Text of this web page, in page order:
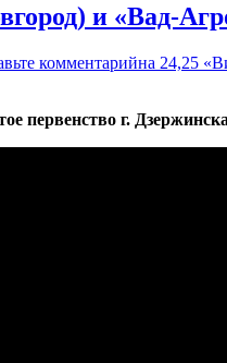
и «Вад-
комментарийна 24,25
первенство г.